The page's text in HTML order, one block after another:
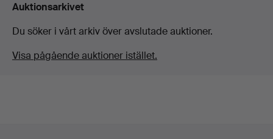
Auktionsarkivet
Du söker i vårt arkiv över avslutade auktioner.
Visa pågående auktioner istället.